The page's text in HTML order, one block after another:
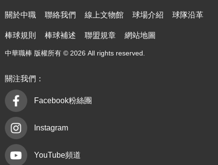
關於中職 聯絡我們 線上文物館 球場介紹 球隊沿革
棒球規則 棒球補述 聯盟規章 網站地圖
中華職棒 版權所有 © 2026 All rights reserved.
關注我們：
Facebook粉絲團
Instagram
YouTube頻道